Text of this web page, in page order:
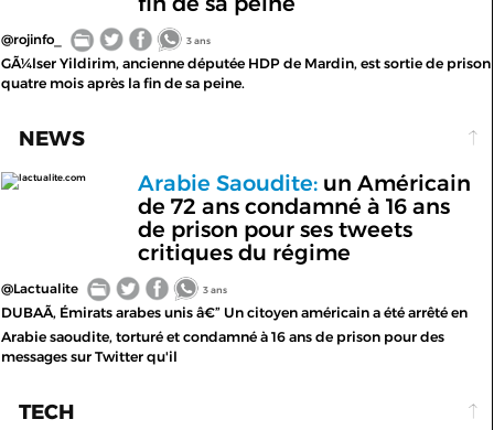
@rojinfo_ 3 ans
GÃ¼lser Yildirim, ancienne députée HDP de Mardin, est sortie de prison
quatre mois après la fin de sa peine.
NEWS
lactualite.com Arabie Saoudite:un Américain
de 72 ans condamné à 16 ans
de prison pour ses tweets
critiques du régime
@Lactualite 3 ans
DUBAÃ, Émirats arabes unis â€” Un citoyen américain a été arrêté en
Arabie saoudite, torturé et condamné à 16 ans de prison pour des
messages sur Twitter qu'il
TECH